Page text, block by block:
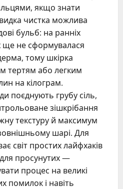
якщо знати
чистка можлива
бульб: на ранніх
ще не сформувалася
тому шкірка
тертям або легким
на кілограм.
поєднують грубу сіль,
зішкрібання
текстуру й максимум
шарі. Для
світ простих лайфхаків
просунутих —
процес на великі
помилок і навіть